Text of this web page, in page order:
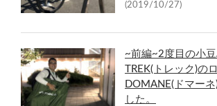
(2019/10/27)
~前編~2度目の小豆
TREK(トレック)の
DOMANE(ドマー
した。